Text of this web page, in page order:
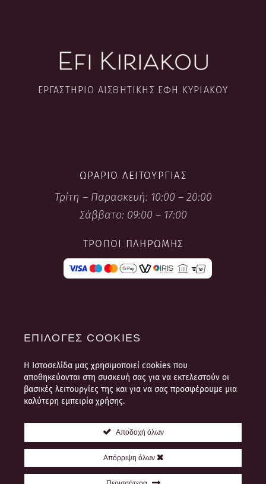
ΕΡΓΑΣΤΉΡΙΟ ΑΙΣΘΗΤΙΚΉΣ ΈΦΗ ΚΥΡΙΑΚΟΎ
ΩΡΆΡΙΟ ΛΕΙΤΟΥΡΓΊΑΣ
Τρίτη – Παρασκευή: 10:00 – 20:00
Σάββατο: 09:00 – 17:00
ΤΡΌΠΟΙ ΠΛΗΡΩΜΉΣ
ΌΡΟΙ ΧΡΉΣΗΣ
ΠΛΗΡΟΦΟΡΊΕΣ ΠΛΗΡΩΜΉΣ ΚΑΙ
ΑΠΟΣΤΟΛΉΣ
ΔΕΔΟΜΈΝΩΝ
ΘΈΣΕΙΣ ΕΡΓΑΣΊΑΣ
ΕΠΙΚΟΙΝΩΝΊΑ
ΕΠΙΛΟΓΈΣ COOKIES
Η Ιστοσελίδα μας χρησιμοποιεί cookies που
αποθηκεύονται στη συσκευή σας για να εκτελεστούν οι
βασικές λειτουργίες της και για να σας προσφέρουμε μια
καλύτερη εμπειρία χρήσης.
Αποδοχή όλων
Απόρριψη όλων